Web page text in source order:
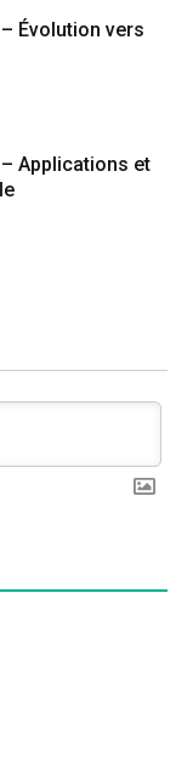
Évolution vers
Applications et